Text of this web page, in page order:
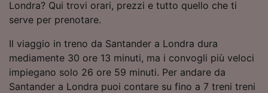
Londra? Qui trovi orari, prezzi e tutto quello che ti
serve per prenotare.
Il viaggio in treno da Santander a Londra dura
mediamente 30 ore 13 minuti, ma i convogli più veloci
impiegano solo 26 ore 59 minuti. Per andare da
Santander a Londra puoi contare su fino a 7 treni treni